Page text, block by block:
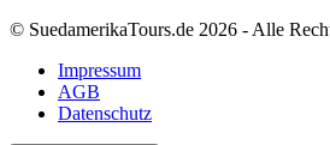
© SuedamerikaTours.de 2026 - Alle
Impressum
AGB
Datenschutz